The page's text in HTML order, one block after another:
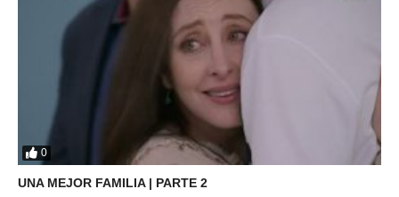
0
UNA MEJOR FAMILIA | PARTE 2